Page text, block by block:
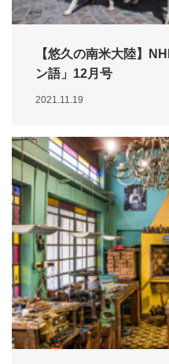
【悠久の南米大陸】
ン語」12月号
2021.11.19